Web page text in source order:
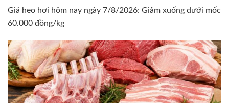
Giá heo hơi hôm nay ngày 7/8/2026: Giảm xuống dưới mốc
60.000 đồng/kg